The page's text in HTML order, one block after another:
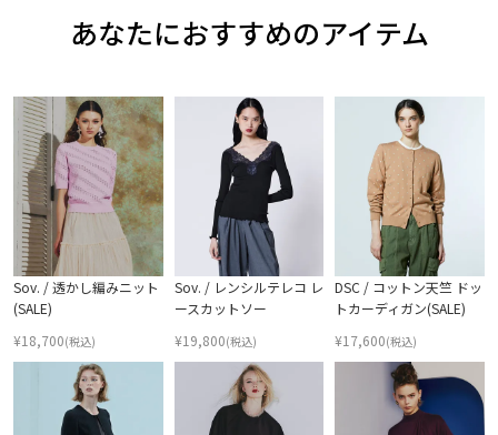
あなたにおすすめのアイテム
Sov. / 透かし編みニット
(SALE)
¥18,700(税込)
Sov. / レンシルテレコ レ
ースカットソー
¥19,800(税込)
DSC / コットン天竺 ドッ
トカーディガン(SALE)
¥17,600(税込)